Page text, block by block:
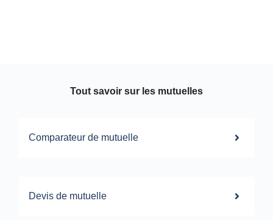
Tout savoir sur les mutuelles
Comparateur de mutuelle
Devis de mutuelle